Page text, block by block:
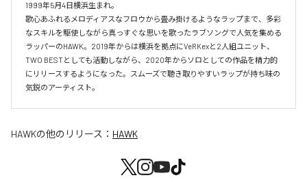
1999年5月4日横浜生まれ。
歌心あふれるメロディアスなフロウから畳み掛けるようなラップまで、多彩
なスキルを駆使しながら真っすぐな思いを歌ったラブソングで人気を集める
ラッパーのHAWK。2019年からは横浜を拠点にVeRKexと2人組ユニット、
TWO BESTとしても活動しながら、2020年からソロとしての作品を精力的
にリリースするようになった。スムーズで聴き取りやすいラップが持ち味の
気鋭のアーティスト。
HAWKの他のリリース： HAWK